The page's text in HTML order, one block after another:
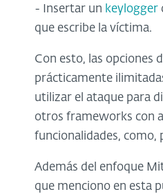
- Insertar un keylogger
que escribe la víctima.
Con esto, las opciones
prácticamente
utilizar el ataque para
otros frameworks con
funcionalidades, como,
Además del enfoque
que menciono en esta